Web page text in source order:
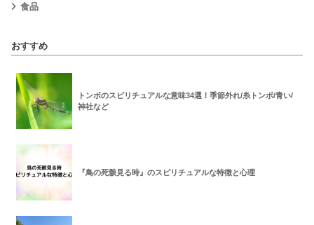
食品
おすすめ
トンボのスピリチュアルな意味34選！季節外れ/糸トンボ/青い/
神社など
『鳥の死骸見る時』のスピリチュアルな特徴と心理